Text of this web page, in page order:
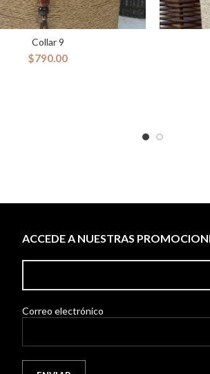
AÑADIR AL CARRITO
Collar 9
$790.00
ACCEDE A NUESTRAS
Correo electrónico